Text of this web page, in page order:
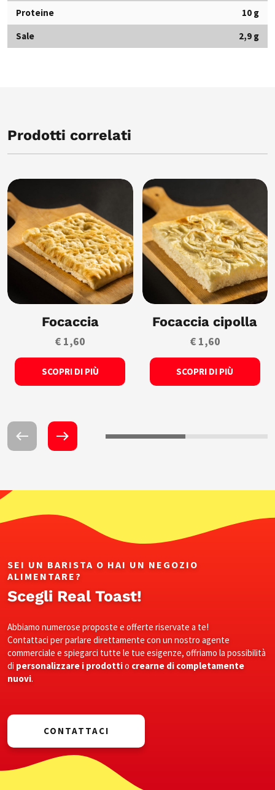
Proteine
10 g
Sale
2,9 g
Prodotti correlati
Focaccia
€ 1,60
SCOPRI DI PIÙ
Focaccia cipolla
€ 1,60
SCOPRI DI PIÙ
SEI UN BARISTA O HAI UN NEGOZIO
ALIMENTARE?
Scegli Real Toast!
Abbiamo numerose proposte e offerte riservate a te!
Contattaci per parlare direttamente con un nostro agente
commerciale e spiegarci tutte le tue esigenze, offriamo la possibilità
di personalizzare i prodottio crearne di completamente
nuovi.
CONTATTACI